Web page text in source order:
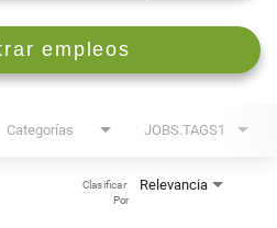
empleos
Categorías JOBS.TAGS1
Relevancia
Clasificar
Por